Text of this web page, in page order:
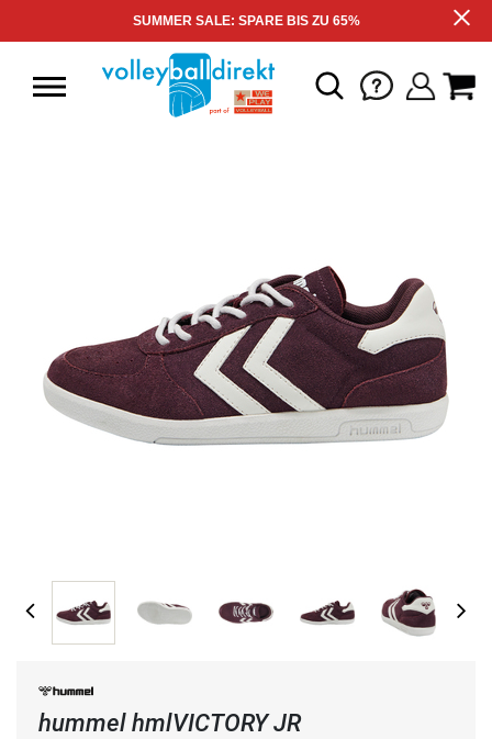
SUMMER SALE: SPARE BIS ZU 65%
hummel hmlVICTORY JR